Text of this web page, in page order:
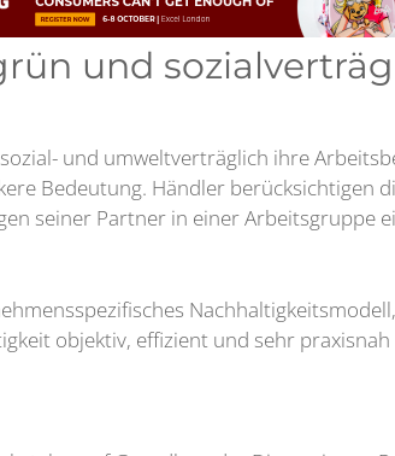
und
und umweltverträglich ihre
Bedeutung. Händler berücksichtigen
seiner Partner in einer Arbeitsgruppe
objektiv, effizient und sehr